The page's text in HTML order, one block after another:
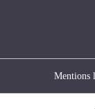
Mentions